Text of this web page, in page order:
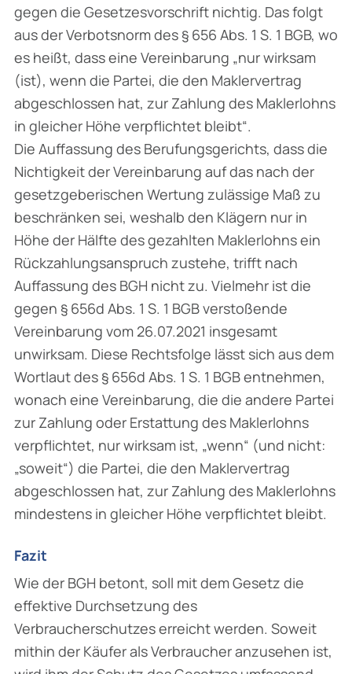
gegen die Gesetzesvorschrift nichtig. Das folgt
aus der Verbotsnorm des § 656 Abs. 1 S. 1 BGB, wo
es heißt, dass eine Vereinbarung „nur wirksam
(ist), wenn die Partei, die den Maklervertrag
abgeschlossen hat, zur Zahlung des Maklerlohns
in gleicher Höhe verpflichtet bleibt“.
Die Auffassung des Berufungsgerichts, dass die
Nichtigkeit der Vereinbarung auf das nach der
gesetzgeberischen Wertung zulässige Maß zu
beschränken sei, weshalb den Klägern nur in
Höhe der Hälfte des gezahlten Maklerlohns ein
Rückzahlungsanspruch zustehe, trifft nach
Auffassung des BGH nicht zu. Vielmehr ist die
gegen § 656d Abs. 1 S. 1 BGB verstoßende
Vereinbarung vom 26.07.2021 insgesamt
unwirksam. Diese Rechtsfolge lässt sich aus dem
Wortlaut des § 656d Abs. 1 S. 1 BGB entnehmen,
wonach eine Vereinbarung, die die andere Partei
zur Zahlung oder Erstattung des Maklerlohns
verpflichtet, nur wirksam ist, „wenn“ (und nicht:
„soweit“) die Partei, die den Maklervertrag
abgeschlossen hat, zur Zahlung des Maklerlohns
mindestens in gleicher Höhe verpflichtet bleibt.
Fazit
Wie der BGH betont, soll mit dem Gesetz die
effektive Durchsetzung des
Verbraucherschutzes erreicht werden. Soweit
mithin der Käufer als Verbraucher anzusehen ist,